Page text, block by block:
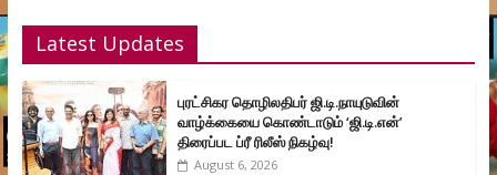
Latest Updates
புரட்சிகர தொழிலதிபர் ஜி.டி.நாயுடுவின்
வாழ்க்கையை கொண்டாடும் ‘ஜி.டி.என்’
திரைப்பட ப்ரீ ரிலீஸ் நிகழ்வு!
August 6, 2026